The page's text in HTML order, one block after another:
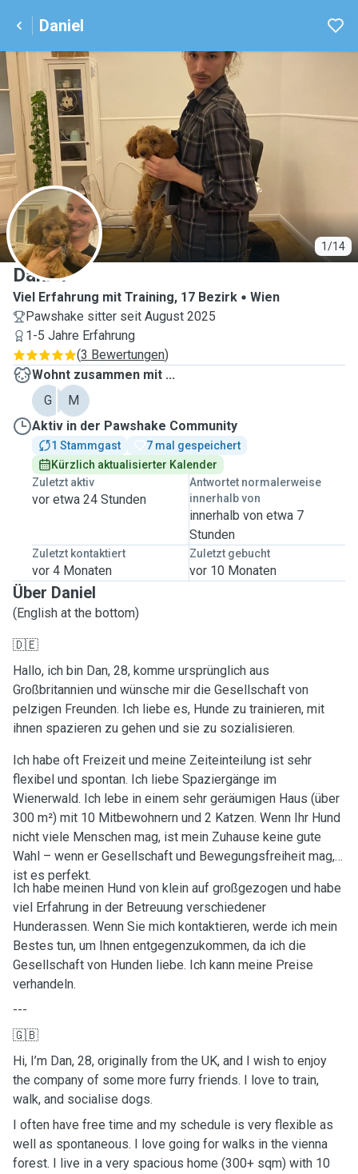
Daniel
1/14
D
Daniel
Viel Erfahrung mit Training, 17 Bezirk
Wien
Pawshake sitter seit August 2025
1-5 Jahre Erfahrung
(3 Bewertungen)
Wohnt zusammen mit ...
G
M
Aktiv in der Pawshake Community
1 Stammgast
7 mal gespeichert
Kürzlich aktualisierter Kalender
Zuletzt aktiv
vor etwa 24 Stunden
Antwortet normalerweise
innerhalb von
innerhalb von etwa 7
Stunden
Zuletzt kontaktiert
vor 4 Monaten
Zuletzt gebucht
vor 10 Monaten
Über Daniel
(English at the bottom)
🇩🇪
Hallo, ich bin Dan, 28, komme ursprünglich aus
Großbritannien und wünsche mir die Gesellschaft von
pelzigen Freunden. Ich liebe es, Hunde zu trainieren, mit
ihnen spazieren zu gehen und sie zu sozialisieren.
Ich habe oft Freizeit und meine Zeiteinteilung ist sehr
flexibel und spontan. Ich liebe Spaziergänge im
Wienerwald. Ich lebe in einem sehr geräumigen Haus (über
300 m²) mit 10 Mitbewohnern und 2 Katzen. Wenn Ihr Hund
nicht viele Menschen mag, ist mein Zuhause keine gute
Wahl – wenn er Gesellschaft und Bewegungsfreiheit mag,
ist es perfekt.
Ich habe meinen Hund von klein auf großgezogen und habe
viel Erfahrung in der Betreuung verschiedener
Hunderassen. Wenn Sie mich kontaktieren, werde ich mein
Bestes tun, um Ihnen entgegenzukommen, da ich die
Gesellschaft von Hunden liebe. Ich kann meine Preise
verhandeln.
---
🇬🇧
Hi, I’m Dan, 28, originally from the UK, and I wish to enjoy
the company of some more furry friends. I love to train,
walk, and socialise dogs.
I often have free time and my schedule is very flexible as
well as spontaneous. I love going for walks in the vienna
forest. I live in a very spacious home (300+ sqm) with 10